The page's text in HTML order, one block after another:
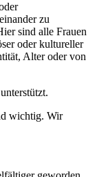
zu
sind alle Frauen
oder kultureller
Alter oder von
wichtig. Wir